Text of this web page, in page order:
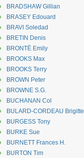
BRADSHAW Gillian
BRASEY Edouard
BRAVI Soledad
BRETIN Denis
BRONTË Emily
BROOKS Max
BROOKS Terry
BROWN Peter
BROWNE S.G.
BUCHANAN Col
BULARD-CORDEAU Brigitte
BURGESS Tony
BURKE Sue
BURNETT Frances H.
BURTON Tim